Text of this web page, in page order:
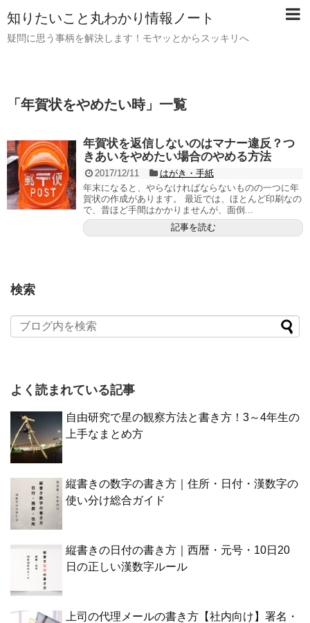
知りたいこと丸わかり情報ノート
疑問に思う事柄を解決します！モヤッとからスッキリへ
「 年賀状をやめたい時」 一覧
年賀状を返信しないのはマナー違反？つ
きあいをやめたい場合のやめる方法
2017/12/11
はがき・手紙
年末になると、やらなければならないものの一つに年
賀状の作成があります。 最近では、ほとんど印刷なの
で、昔ほど手間はかかりませんが、面倒...
記事を読む
検索
よく読まれている記事
自由研究で星の観察方法と書き方！3～4年生の
上手なまとめ方
縦書きの数字の書き方｜住所・日付・漢数字の
使い分け総合ガイド
縦書きの日付の書き方｜西暦・元号・10日20
日の正しい漢数字ルール
上司の代理メールの書き方【社内向け】署名・